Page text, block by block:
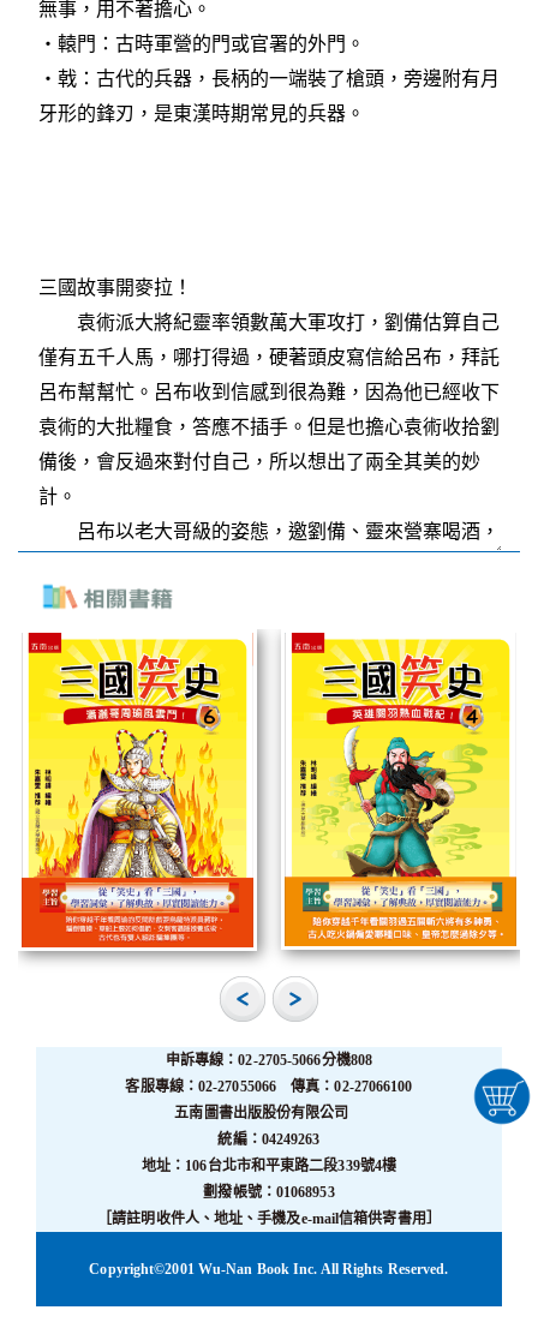
申訴專線：02-2705-5066分機808
客服專線：02-27055066 傳真：02-27066100
五南圖書出版股份有限公司
統編：04249263
地址：106台北市和平東路二段339號4樓
劃撥帳號：01068953
［請註明收件人、地址、手機及e-mail信箱供寄書用］
Copyright©2001 Wu-Nan Book Inc. All Rights Reserved.